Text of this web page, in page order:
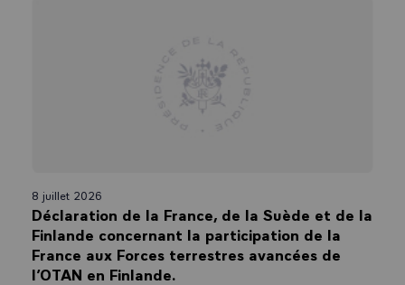
8 juillet 2026
Déclaration de la France, de la Suède et de la
Finlande concernant la participation de la
France aux Forces terrestres avancées de
l’OTAN en Finlande.